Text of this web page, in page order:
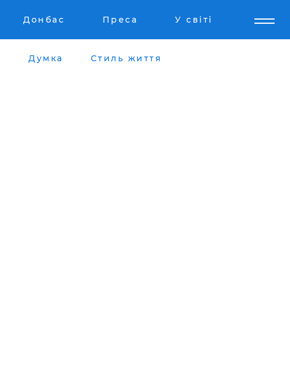
Донбас Преса У світі
Думка Стиль життя